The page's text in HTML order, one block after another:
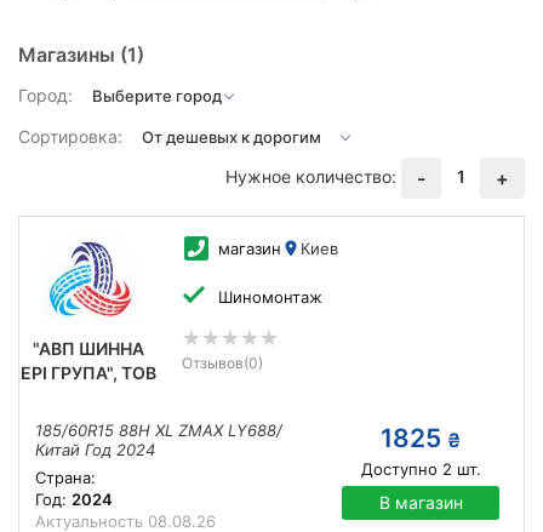
Магазины (1)
Город:
Сортировка:
Нужное количество:
- 1 +
"АВП ШИННА
ЕРІ ГРУПА", ТОВ
магазин Киев
Шиномонтаж
Отзывов(0)
185/60R15 88H XL ZMAX LY688/
Китай Год 2024
Страна:
Год: 2024
Актуальность 08.08.26
1825 ₴
Доступно 2 шт.
В магазин